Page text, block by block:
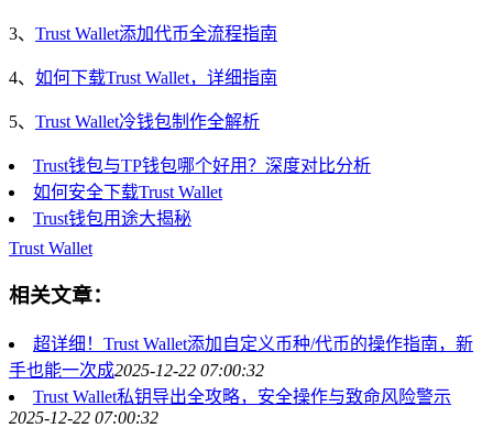
3、 Trust Wallet添加代币全流程指南
4、 如何下载Trust Wallet，详细指南
5、 Trust Wallet冷钱包制作全解析
Trust钱包与TP钱包哪个好用？深度对比分析
如何安全下载Trust Wallet
Trust钱包用途大揭秘
Trust Wallet
相关文章：
超详细！Trust Wallet添加自定义币种/代币的操作指南，新
手也能一次成2025-12-22 07:00:32
Trust Wallet私钥导出全攻略，安全操作与致命风险警示
2025-12-22 07:00:32